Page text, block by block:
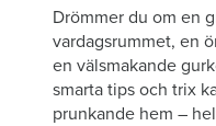
Drömmer du om en
vardagsrummet, en
en välsmakande
smarta tips och trix
prunkande hem –